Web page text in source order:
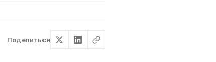
Поделиться